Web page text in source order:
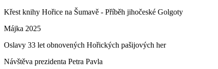
Křest knihy Hořice na Šumavě - Příběh jihočeské Golgoty
Májka 2025
Oslavy 33 let obnovených Hořických pašijových her
Návštěva prezidenta Petra Pavla